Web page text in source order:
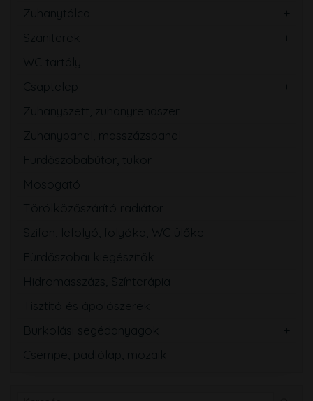
Zuhanytálca
Szaniterek
WC tartály
Csaptelep
Zuhanyszett, zuhanyrendszer
Zuhanypanel, masszázspanel
Fürdőszobabútor, tükör
Mosogató
Törölközőszárító radiátor
Szifon, lefolyó, folyóka, WC ülőke
Fürdőszobai kiegészítők
Hidromasszázs, Színterápia
Tisztító és ápolószerek
Burkolási segédanyagok
Csempe, padlólap, mozaik